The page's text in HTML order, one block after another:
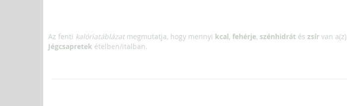
Az fenti kalóriatáblázatmegmutatja, hogy mennyi kcal, fehérje, szénhidrát és zsír van a(z)
Jégcsapretek ételben/italban.